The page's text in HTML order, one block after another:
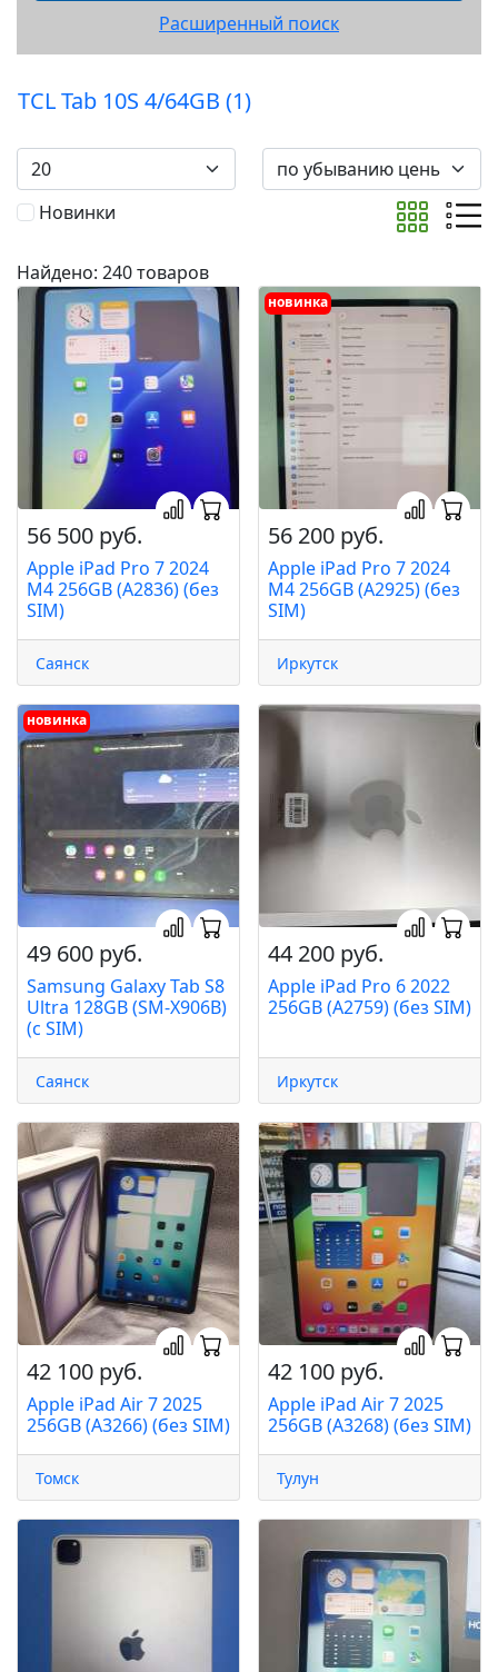
Расширенный поиск
TCL Tab 10S 4/64GB (1)
Новинки
Найдено: 240 товаров
56 500 руб.
Apple iPad Pro 7 2024
M4 256GB (A2836) (без
SIM)
Саянск
новинка
56 200 руб.
Apple iPad Pro 7 2024
M4 256GB (A2925) (без
SIM)
Иркутск
новинка
49 600 руб.
Samsung Galaxy Tab S8
Ultra 128GB (SM-X906B)
(с SIM)
Саянск
44 200 руб.
Apple iPad Pro 6 2022
256GB (A2759) (без SIM)
Иркутск
42 100 руб.
Apple iPad Air 7 2025
256GB (A3266) (без SIM)
Томск
42 100 руб.
Apple iPad Air 7 2025
256GB (A3268) (без SIM)
Тулун